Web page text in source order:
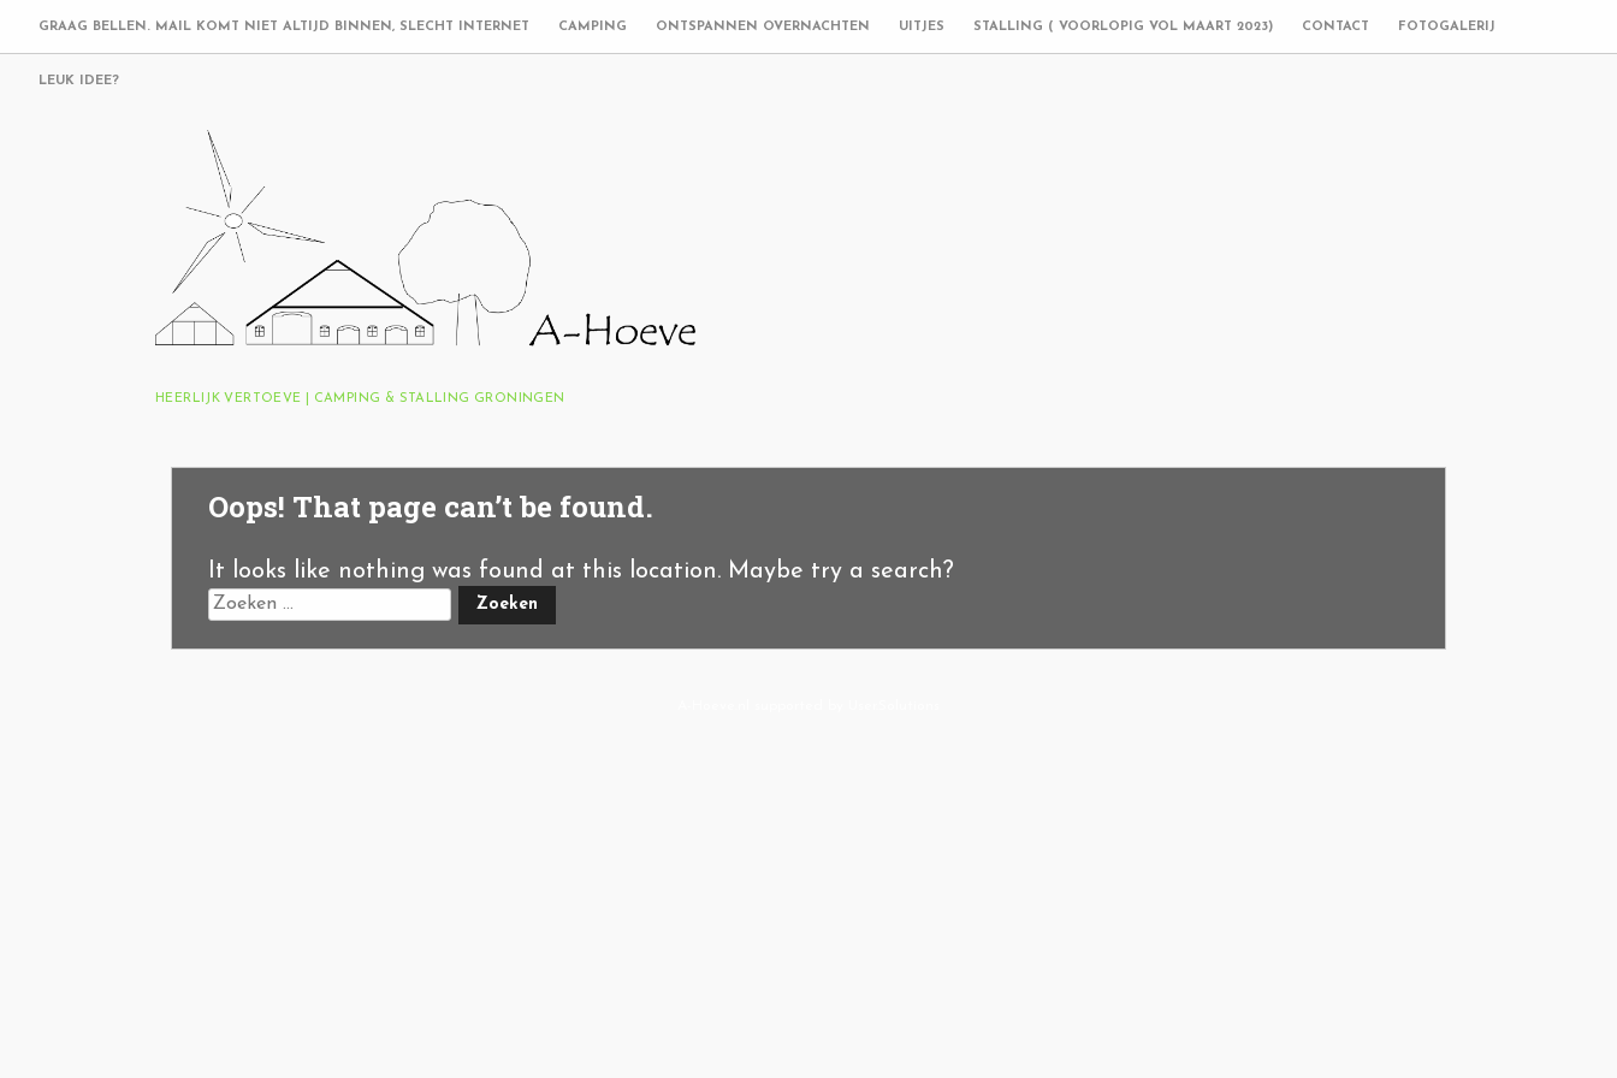
GRAAG BELLEN. MAIL KOMT NIET ALTIJD BINNEN, SLECHT INTERNET CAMPING ONTSPANNEN OVERNACHTEN UITJES STALLING ( VOORLOPIG VOL MAART 2023) CONTACT FOTOGALERIJ
LEUK IDEE?
HEERLIJK VERTOEVE | CAMPING & STALLING GRONINGEN
Oops! That page can’t be found.
It looks like nothing was found at this location. Maybe try a search?